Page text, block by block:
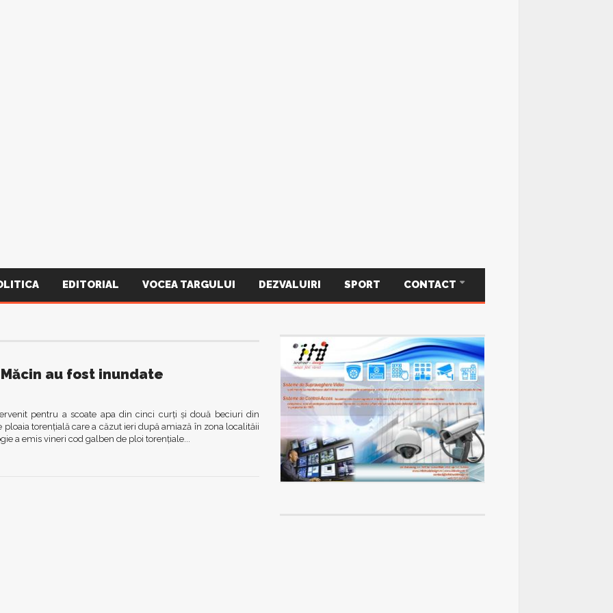
EDITORIAL VOCEA TARGULUI DEZVALUIRI SPORT CONTACT
au fost inundate
pentru a scoate apa din cinci curţi şi două beciuri din
ploaia torenţială care a căzut ieri după amiază în zona localităii
a emis vineri cod galben de ploi torenţiale...